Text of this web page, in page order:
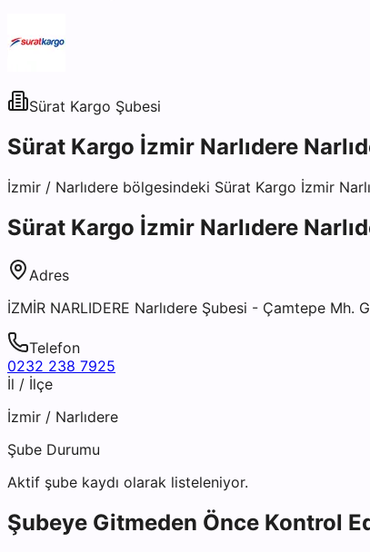
Sürat Kargo Şubesi
Sürat Kargo İzmir Narlıdere
İzmir / Narlıdere bölgesindeki Sürat Kargo İzmir
Sürat Kargo İzmir Narlıdere
Adres
İZMİR NARLIDERE Narlıdere Şubesi - Çamtepe Mh.
Telefon
0232 238 7925
İl / İlçe
İzmir / Narlıdere
Şube Durumu
Aktif şube kaydı olarak listeleniyor.
Şubeye Gitmeden Önce Kontrol